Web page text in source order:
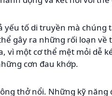
yếu tố di truyền mà chúng
gây ra những rối loạn về
vì một cơ thể mệt mỏi dễ
cơn đau khớp.
thở nổi. Những kỹ năng